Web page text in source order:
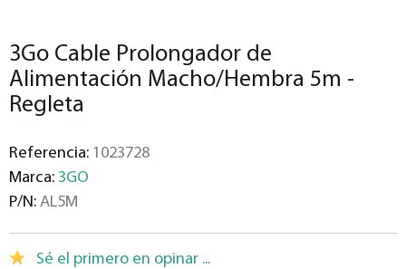
3Go Cable Prolongador de
Alimentación Macho/Hembra 5m -
Regleta
Referencia: 1023728
Marca: 3GO
P/N: AL5M
Sé el primero en opinar ...